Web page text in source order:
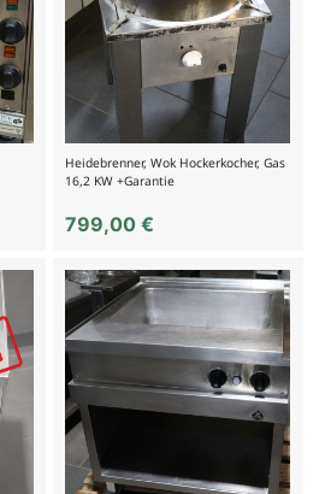
Heidebrenner, Wok Hockerkocher, Gas
16,2 KW +Garantie
799,00€